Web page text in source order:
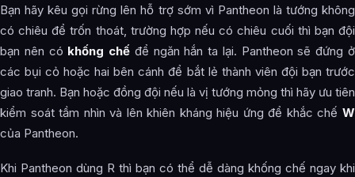
Bạn hãy kêu gọi rừng lên hỗ trợ sớm vì Pantheon là tướng không
có chiêu để trốn thoát, trường hợp nếu có chiêu cuối thì bạn đội
bạn nên có khống chế để ngăn hắn ta lại. Pantheon sẽ đứng ở
các bụi cỏ hoặc hai bên cánh để bắt lẻ thành viên đội bạn trước
giao tranh. Bạn hoặc đồng đội nếu là vị tướng mỏng thì hãy ưu tiên
kiểm soát tầm nhìn và lên khiên kháng hiệu ứng để khắc chế W
của Pantheon.
Khi Pantheon dùng R thì bạn có thể dễ dàng khống chế ngay khi